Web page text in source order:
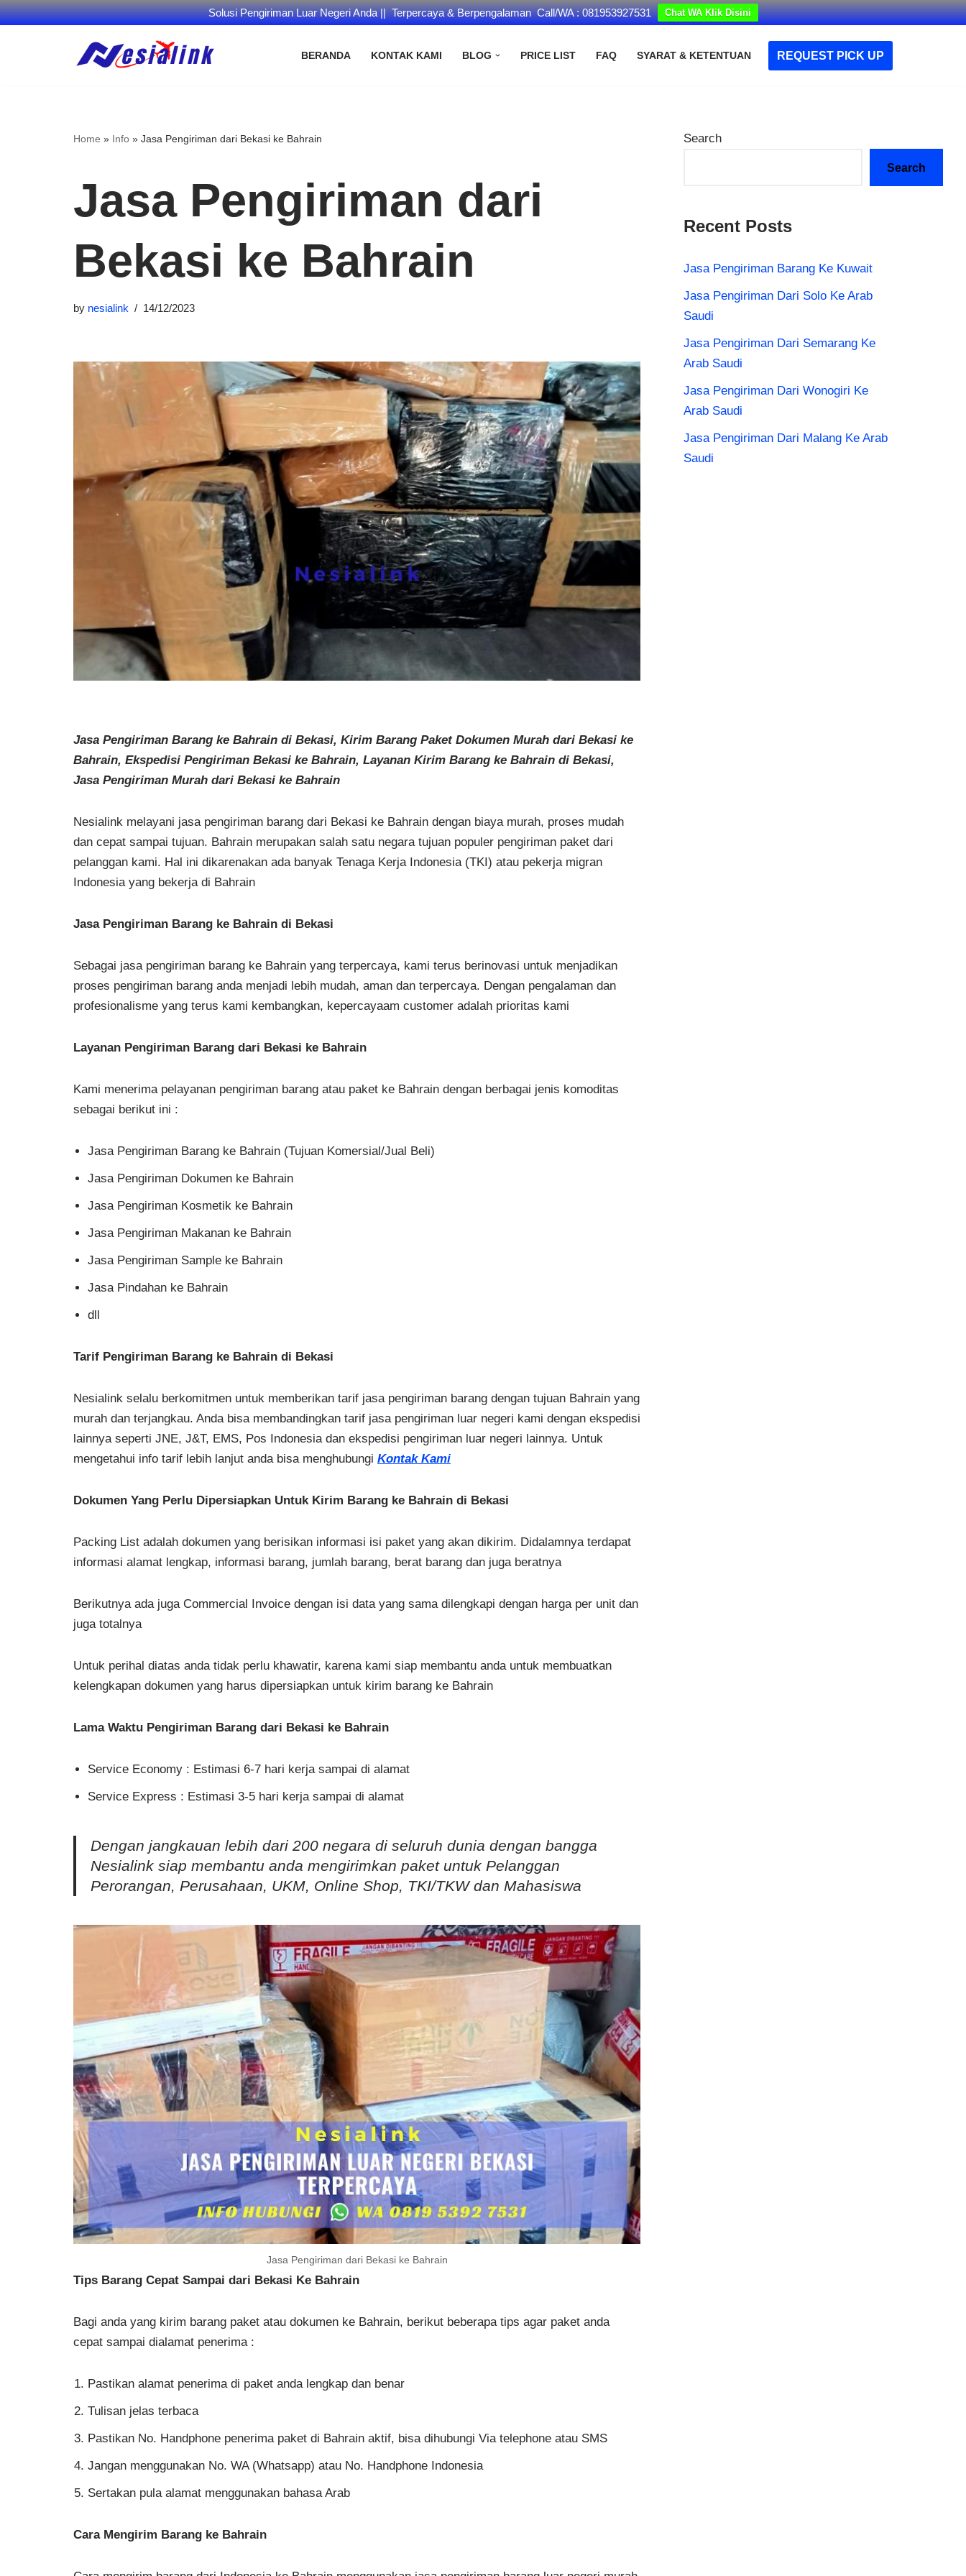
Solusi Pengiriman Luar Negeri Anda || Terpercaya & Berpengalaman Call/WA : 081953927531 Chat WA Klik Disini
BERANDA KONTAK KAMI BLOG PRICE LIST FAQ SYARAT & KETENTUAN REQUEST PICK UP
Home » Info » Jasa Pengiriman dari Bekasi ke Bahrain
Jasa Pengiriman dari
Bekasi ke Bahrain
by nesialink 14/12/2023
Jasa Pengiriman Barang ke Bahrain di Bekasi, Kirim Barang Paket Dokumen Murah dari Bekasi ke
Bahrain, Ekspedisi Pengiriman Bekasi ke Bahrain, Layanan Kirim Barang ke Bahrain di Bekasi,
Jasa Pengiriman Murah dari Bekasi ke Bahrain
Nesialink melayani jasa pengiriman barang dari Bekasi ke Bahrain dengan biaya murah, proses mudah
dan cepat sampai tujuan. Bahrain merupakan salah satu negara tujuan populer pengiriman paket dari
pelanggan kami. Hal ini dikarenakan ada banyak Tenaga Kerja Indonesia (TKI) atau pekerja migran
Indonesia yang bekerja di Bahrain
Jasa Pengiriman Barang ke Bahrain di Bekasi
Sebagai jasa pengiriman barang ke Bahrain yang terpercaya, kami terus berinovasi untuk menjadikan
proses pengiriman barang anda menjadi lebih mudah, aman dan terpercaya. Dengan pengalaman dan
profesionalisme yang terus kami kembangkan, kepercayaam customer adalah prioritas kami
Layanan Pengiriman Barang dari Bekasi ke Bahrain
Kami menerima pelayanan pengiriman barang atau paket ke Bahrain dengan berbagai jenis komoditas
sebagai berikut ini :
Jasa Pengiriman Barang ke Bahrain (Tujuan Komersial/Jual Beli)
Jasa Pengiriman Dokumen ke Bahrain
Jasa Pengiriman Kosmetik ke Bahrain
Jasa Pengiriman Makanan ke Bahrain
Jasa Pengiriman Sample ke Bahrain
Jasa Pindahan ke Bahrain
dll
Tarif Pengiriman Barang ke Bahrain di Bekasi
Nesialink selalu berkomitmen untuk memberikan tarif jasa pengiriman barang dengan tujuan Bahrain yang
murah dan terjangkau. Anda bisa membandingkan tarif jasa pengiriman luar negeri kami dengan ekspedisi
lainnya seperti JNE, J&T, EMS, Pos Indonesia dan ekspedisi pengiriman luar negeri lainnya. Untuk
mengetahui info tarif lebih lanjut anda bisa menghubungi Kontak Kami
Dokumen Yang Perlu Dipersiapkan Untuk Kirim Barang ke Bahrain di Bekasi
Packing List adalah dokumen yang berisikan informasi isi paket yang akan dikirim. Didalamnya terdapat
informasi alamat lengkap, informasi barang, jumlah barang, berat barang dan juga beratnya
Berikutnya ada juga Commercial Invoice dengan isi data yang sama dilengkapi dengan harga per unit dan
juga totalnya
Untuk perihal diatas anda tidak perlu khawatir, karena kami siap membantu anda untuk membuatkan
kelengkapan dokumen yang harus dipersiapkan untuk kirim barang ke Bahrain
Lama Waktu Pengiriman Barang dari Bekasi ke Bahrain
Service Economy : Estimasi 6-7 hari kerja sampai di alamat
Service Express : Estimasi 3-5 hari kerja sampai di alamat
Dengan jangkauan lebih dari 200 negara di seluruh dunia dengan bangga
Nesialink siap membantu anda mengirimkan paket untuk Pelanggan
Perorangan, Perusahaan, UKM, Online Shop, TKI/TKW dan Mahasiswa
Jasa Pengiriman dari Bekasi ke Bahrain
Tips Barang Cepat Sampai dari Bekasi Ke Bahrain
Bagi anda yang kirim barang paket atau dokumen ke Bahrain, berikut beberapa tips agar paket anda
cepat sampai dialamat penerima :
Pastikan alamat penerima di paket anda lengkap dan benar
Tulisan jelas terbaca
Pastikan No. Handphone penerima paket di Bahrain aktif, bisa dihubungi Via telephone atau SMS
Jangan menggunakan No. WA (Whatsapp) atau No. Handphone Indonesia
Sertakan pula alamat menggunakan bahasa Arab
Cara Mengirim Barang ke Bahrain
Search
Search
Recent Posts
Jasa Pengiriman Barang Ke Kuwait
Jasa Pengiriman Dari Solo Ke Arab
Saudi
Jasa Pengiriman Dari Semarang Ke
Arab Saudi
Jasa Pengiriman Dari Wonogiri Ke
Arab Saudi
Jasa Pengiriman Dari Malang Ke Arab
Saudi